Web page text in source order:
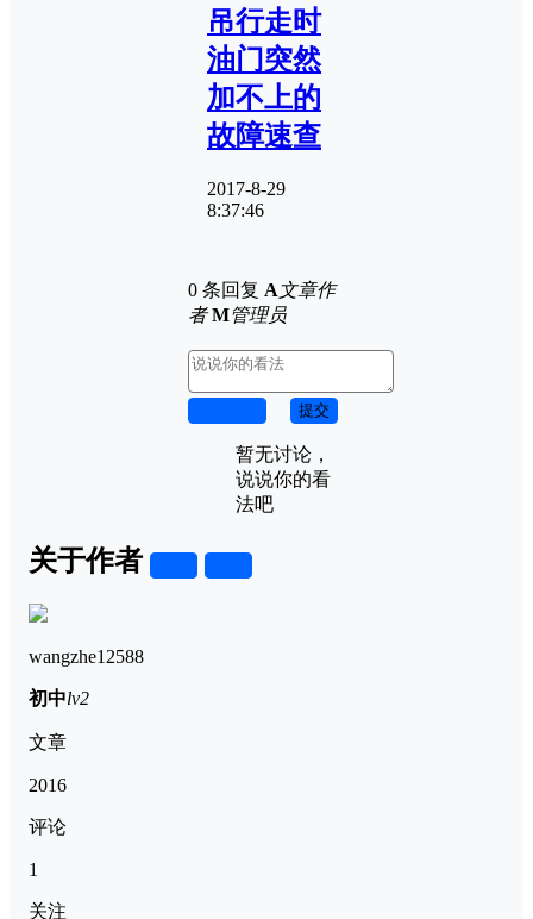
吊行走时
油门突然
加不上的
故障速查
2017-8-29
8:37:46
0 条回复 A文章作
者 M管理员
提交
暂无讨论，
说说你的看
法吧
关于作者
wangzhe12588
初中lv2
文章
2016
评论
1
关注